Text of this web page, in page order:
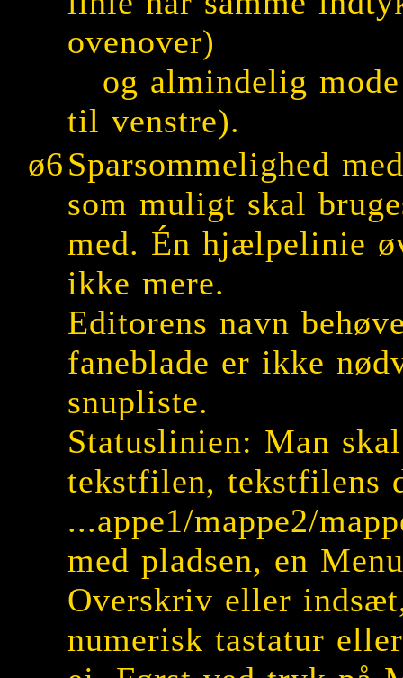
ovenover)
og almindelig
til venstre).
ø6Sparsommelighed
som muligt skal
med. Én hjælpelinie
ikke mere.
Editorens navn
faneblade er ikke
snupliste.
Statuslinien: Man
tekstfilen, tekstfilens
...appe1/mappe2/
med pladsen, en
Overskriv eller
numerisk tastatur